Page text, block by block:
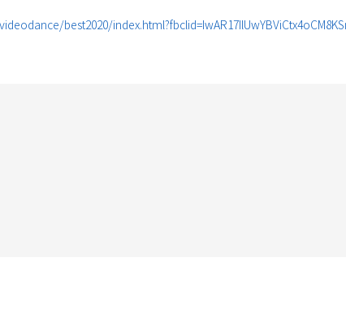
best2020/